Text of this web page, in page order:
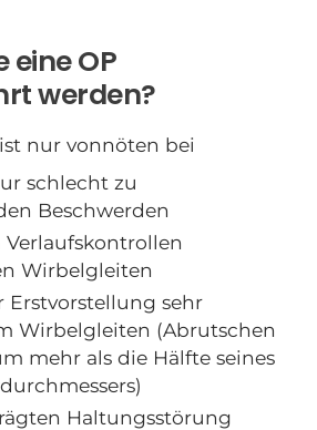
eine OP
werden?
nur vonnöten bei
schlecht zu
Beschwerden
Wirbelgleiten
Erstvorstellung sehr
Wirbelgleiten (Abrutschen
mehr als die Hälfte seines
Haltungsstörung